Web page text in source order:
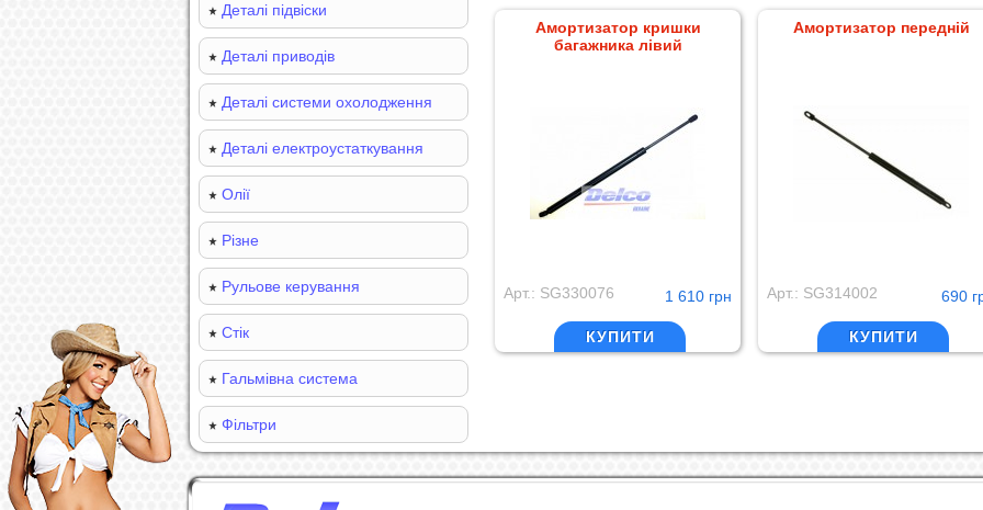
Амортизатор кришки
багажника лівий
Арт.: SG330076 1 610 грн
КУПИТИ
Амортизатор передній
Арт.: SG314002 690
КУПИТИ
Деталі підвіски
Деталі приводів
Деталі системи охолодження
Деталі електроустаткування
Олії
Різне
Рульове керування
Стік
Гальмівна система
Фільтри